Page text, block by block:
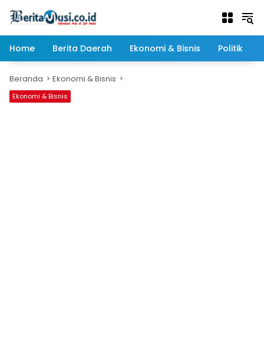
Home
Berita Daerah Ekonomi & Bisnis Politik
Beranda Ekonomi & Bisnis
Ekonomi & Bisnis